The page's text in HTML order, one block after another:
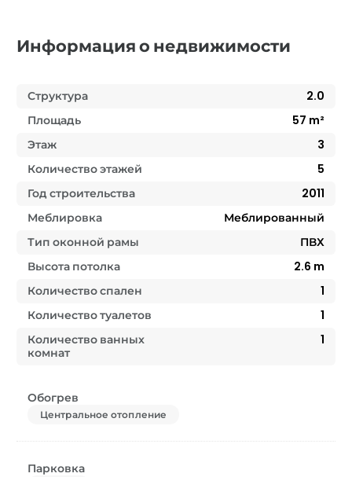
Информация о недвижимости
Структура
2.0
Площадь
57 m²
Этаж
3
Количество этажей
5
Год строительства
2011
Меблировка
Меблированный
Тип оконной рамы
ПВХ
Высота потолка
2.6 m
Количество спален
1
Количество туалетов
1
Количество ванных
комнат
1
Обогрев
Центральное отопление
Парковка